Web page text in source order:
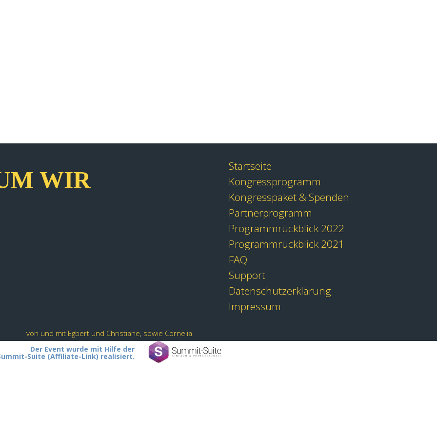
WIR
Startseite
Kongressprogramm
Kongresspaket & Spenden
Partnerprogramm
Programmrückblick 2022
Programmrückblick 2021
FAQ
Support
Datenschutzerklärung
Impressum
von und mit Egbert und Christiane, sowie Cornelia
Der Event wurde mit Hilfe der
Suite (Affiliate-Link) realisiert.